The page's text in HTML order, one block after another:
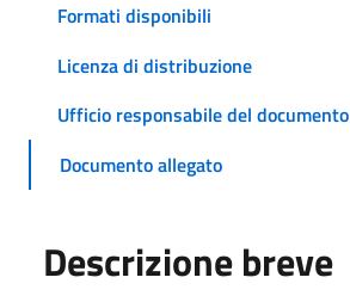
Formati disponibili
Licenza di distribuzione
Ufficio responsabile del documento
Documento allegato
Descrizione breve